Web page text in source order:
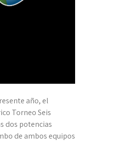
año, el
Torneo Seis
dos potencias
de ambos equipos